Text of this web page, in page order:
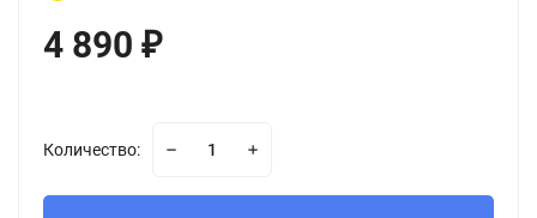
4 890 ₽
Количество: